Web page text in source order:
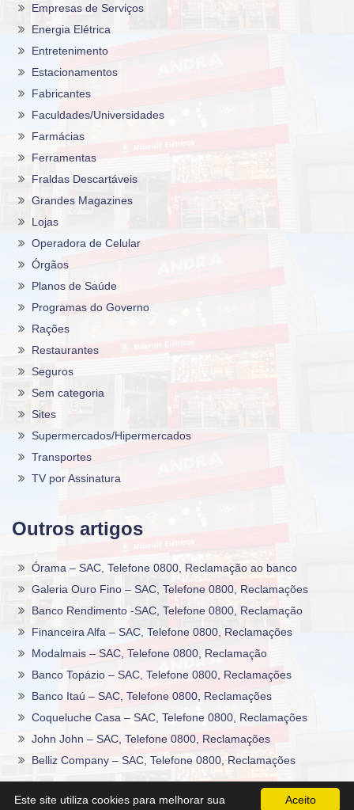
Empresas de Serviços
Energia Elétrica
Entretenimento
Estacionamentos
Fabricantes
Faculdades/Universidades
Farmácias
Ferramentas
Fraldas Descartáveis
Grandes Magazines
Lojas
Operadora de Celular
Órgãos
Planos de Saúde
Programas do Governo
Rações
Restaurantes
Seguros
Sem categoria
Sites
Supermercados/Hipermercados
Transportes
TV por Assinatura
Outros artigos
Órama – SAC, Telefone 0800, Reclamação ao banco
Galeria Ouro Fino – SAC, Telefone 0800, Reclamações
Banco Rendimento -SAC, Telefone 0800, Reclamação
Financeira Alfa – SAC, Telefone 0800, Reclamações
Modalmais – SAC, Telefone 0800, Reclamação
Banco Topázio – SAC, Telefone 0800, Reclamações
Banco Itaú – SAC, Telefone 0800, Reclamações
Coqueluche Casa – SAC, Telefone 0800, Reclamações
John John – SAC, Telefone 0800, Reclamações
Belliz Company – SAC, Telefone 0800, Reclamações
Aceito
Este site utiliza cookies para melhorar sua